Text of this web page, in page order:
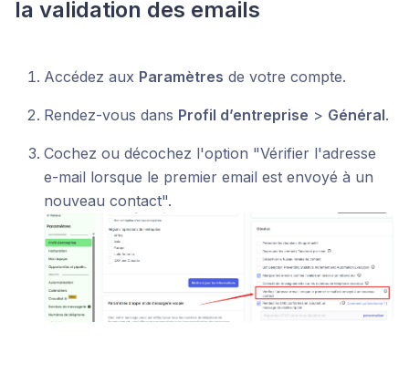
la validation des emails
Accédez aux Paramètres de votre compte.
Rendez-vous dans Profil d’entreprise > Général.
Cochez ou décochez l'option "Vérifier l'adresse
e-mail lorsque le premier email est envoyé à un
nouveau contact".